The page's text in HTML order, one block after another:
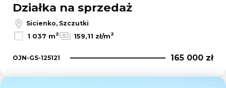
Działka na sprzedaż
Sicienko, Szczutki
1 037 m2 159,11 zł/m2
OJN-GS-125121 165 000 zł